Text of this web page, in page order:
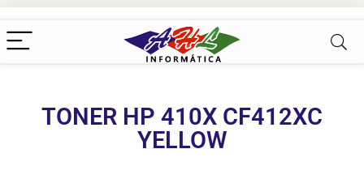
TONER HP 410X CF412XC
YELLOW